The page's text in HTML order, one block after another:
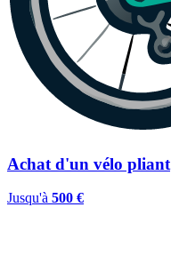
Achat d'un vélo pliant
Jusqu'à 500 €